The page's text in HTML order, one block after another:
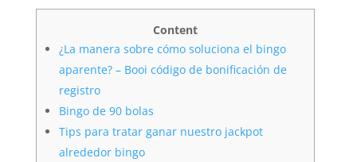
Content
¿La manera sobre cómo soluciona el bingo
aparente? – Booi código de bonificación de
registro
Bingo de 90 bolas
Tips para tratar ganar nuestro jackpot
alrededor bingo